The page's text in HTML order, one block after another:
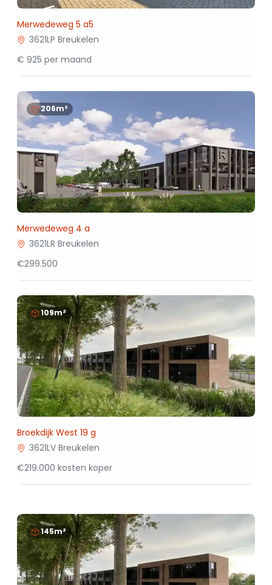
Merwedeweg 5 a5
3621LP Breukelen
€ 925 per maand
206m²
Merwedeweg 4 a
3621LR Breukelen
€299.500
109m²
Broekdijk West 19 g
3621LV Breukelen
€219.000 kosten koper
145m²